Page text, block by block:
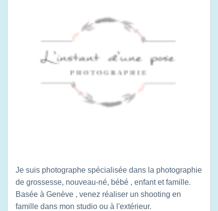
Je suis photographe spécialisée dans la photographie
de grossesse, nouveau-né, bébé , enfant et famille.
Basée à Genève , venez réaliser un shooting en
famille dans mon studio ou à l'extérieur.